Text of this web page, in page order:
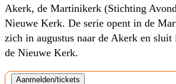
Akerk, de Martinikerk (Stichting
Nieuwe Kerk. De serie opent in de
zich in augustus naar de Akerk en sluit
de Nieuwe Kerk.
Aanmelden/tickets